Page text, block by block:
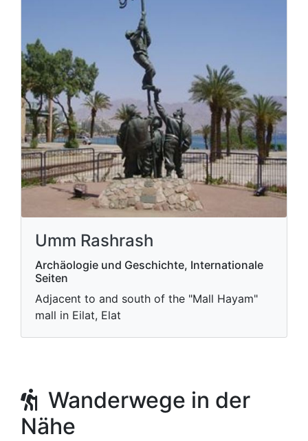
Umm Rashrash
Archäologie und Geschichte, Internationale
Seiten
Adjacent to and south of the "Mall Hayam"
mall in Eilat, Elat
Wanderwege in der
Nähe